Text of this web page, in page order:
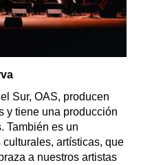
Sur, OAS, producen
y tiene una producción
También es un
artísticas, que
a nuestros artistas